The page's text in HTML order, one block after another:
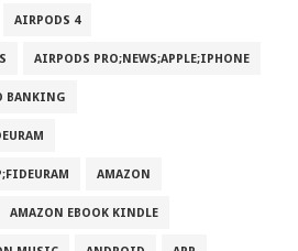
AIRPODS 4
AIRPODS PRO;NEWS;APPLE;IPHONE
BANKING
AMAZON
AMAZON EBOOK KINDLE